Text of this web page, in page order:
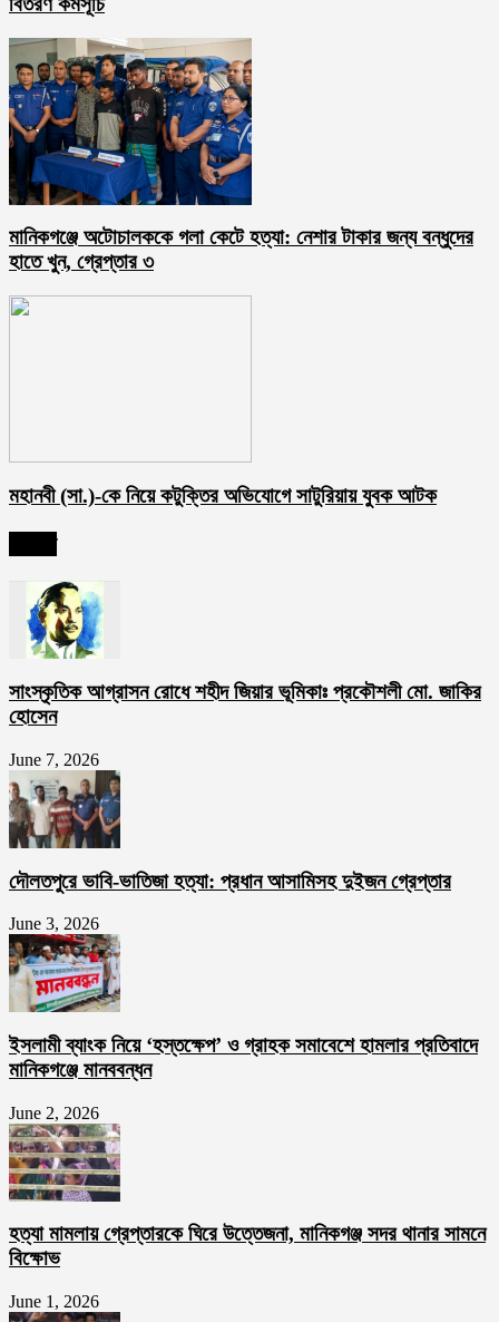
মানিকগঞ্জে অটোচালককে গলা কেটে হত্যা: নেশার টাকার জন্য বন্ধুদের
হাতে খুন, গ্রেপ্তার ৩
মহানবী (সা.)-কে নিয়ে কটুক্তির অভিযোগে সাটুরিয়ায় যুবক আটক
সাংস্কৃতিক আগ্রাসন রোধে শহীদ জিয়ার ভূমিকাঃ প্রকৌশলী মো. জাকির
হোসেন
June 7, 2026
দৌলতপুরে ভাবি-ভাতিজা হত্যা: প্রধান আসামিসহ দুইজন গ্রেপ্তার
June 3, 2026
ইসলামী ব্যাংক নিয়ে ‘হস্তক্ষেপ’ ও গ্রাহক সমাবেশে হামলার প্রতিবাদে
মানিকগঞ্জে মানববন্ধন
June 2, 2026
হত্যা মামলায় গ্রেপ্তারকে ঘিরে উত্তেজনা, মানিকগঞ্জ সদর থানার সামনে
বিক্ষোভ
June 1, 2026